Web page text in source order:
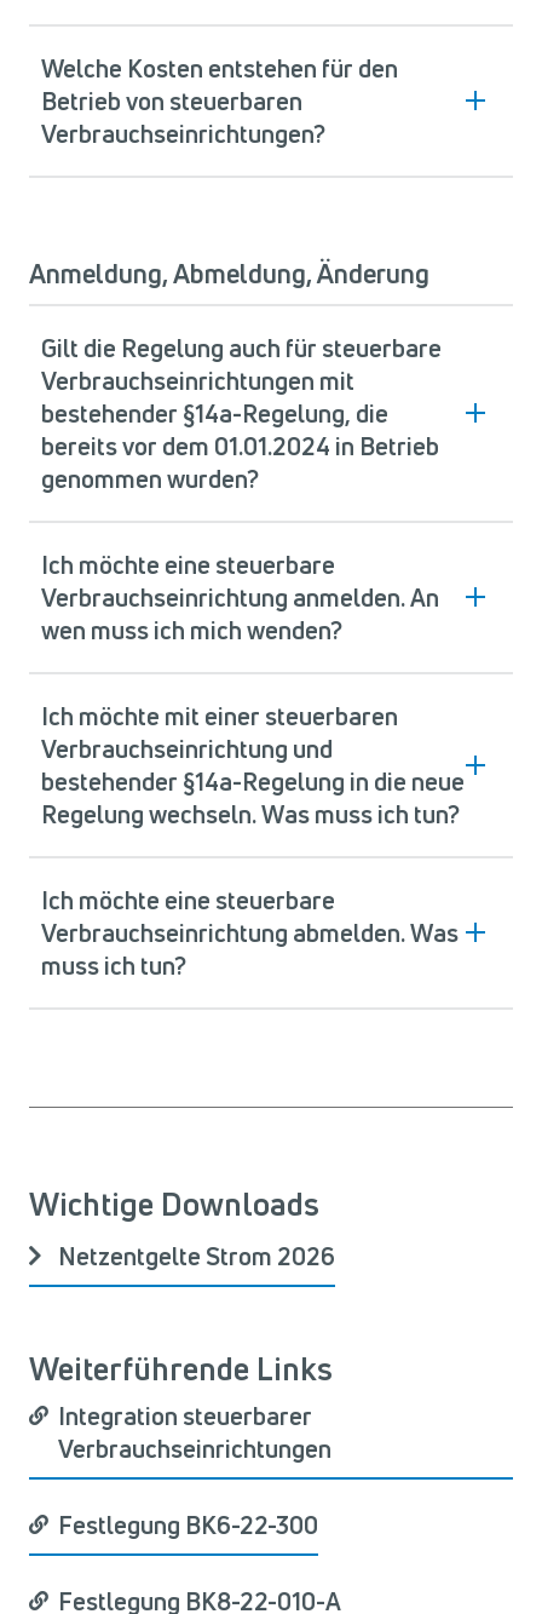
Welche Kosten entstehen für den
Betrieb von steuerbaren
Verbrauchseinrichtungen?
Anmeldung, Abmeldung, Änderung
Gilt die Regelung auch für steuerbare
Verbrauchseinrichtungen mit
bestehender §14a-Regelung, die
bereits vor dem 01.01.2024 in Betrieb
genommen wurden?
Ich möchte eine steuerbare
Verbrauchseinrichtung anmelden. An
wen muss ich mich wenden?
Ich möchte mit einer steuerbaren
Verbrauchseinrichtung und
bestehender §14a-Regelung in die neue
Regelung wechseln. Was muss ich tun?
Ich möchte eine steuerbare
Verbrauchseinrichtung abmelden. Was
muss ich tun?
Wichtige Downloads
Netzentgelte Strom 2026
Weiterführende Links
Integration steuerbarer
Verbrauchseinrichtungen
Festlegung BK6-22-300
Festlegung BK8-22-010-A